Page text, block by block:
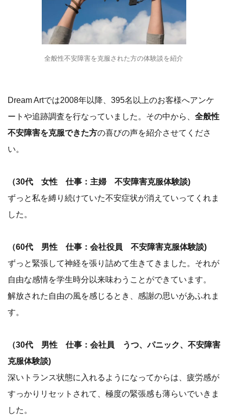
全般性不安障害を克服された方の体験談を紹介
Dream Artでは2008年以降、395名以上のお客様へアンケ
ートや追跡調査を行なっていました。その中から、 全般性
不安障害を克服できた方の喜びの声を紹介させてくださ
い。
（30代 女性 仕事：主婦 不安障害克服体験談)
ずっと私を縛り続けていた不安症状が消えていってくれま
した。
（60代 男性 仕事：会社役員 不安障害克服体験談)
ずっと緊張して神経を張り詰めて生きてきました。それが
自由な感情を学生時分以来味わうことができています。
解放された自由の風を感じるとき、感謝の思いがあふれま
す。
（30代 男性 仕事：会社員 うつ、パニック、不安障害
克服体験談)
深いトランス状態に入れるようになってからは、疲労感が
すっかりリセットされて、極度の緊張感も薄らいでいきま
した。